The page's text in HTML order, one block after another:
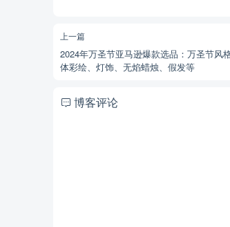
上一篇
2024年万圣节亚马逊爆款选品：万圣节风
体彩绘、灯饰、无焰蜡烛、假发等
博客评论